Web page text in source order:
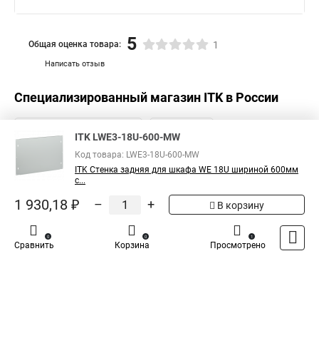
Написать отзыв
Общая оценка товара: 5 1
Специализированный магазин ITKв России
ITK LWE3-18U-600-MW
Код товара: LWE3-18U-600-MW
ITK Стенка задняя для шкафа WE 18U шириной 600мм
с...
1 930,18 ₽ – + В корзину
Сравнить
0
Корзина
0
Просмотрено
1